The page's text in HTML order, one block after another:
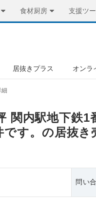
食材厨房 支援ツ
居抜きプラス オンラ
細
関内駅地下鉄
す。の居抜き
問い